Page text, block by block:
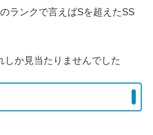
ランクで言えばSを超えたSS
か見当たりませんでした